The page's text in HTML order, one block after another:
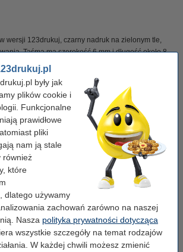
były jak
plików cookie i
Funkcjonalne
prawidłowe
pliki
nam ją stale
również
które
dlatego używamy
zachowań zarówno na naszej
Nasza polityka prywatności dotycząca
wszystkie szczegóły na temat rodzajów
W każdej chwili możesz zmienić
wersji 123drukuj, czarny nadruk na zielonym tle,
Taśma ma szerokość 6 mm i długość około 8
od BPA – bezpieczny dla Ciebie i środowiska.
123drukuj
czarny
6 mm
XR-6GN